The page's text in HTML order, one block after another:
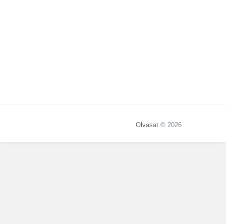
Olvasat © 2026